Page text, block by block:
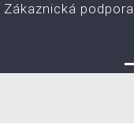
Zákaznická podpora